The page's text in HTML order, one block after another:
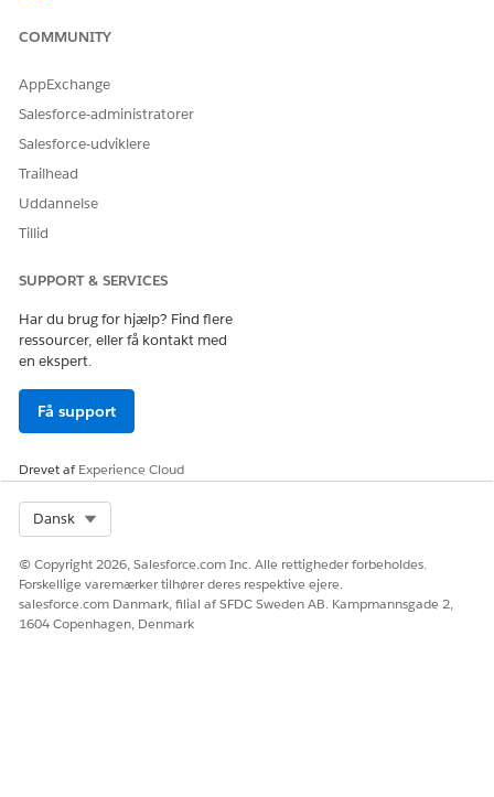
COMMUNITY
AppExchange
Salesforce-administratorer
Salesforce-udviklere
Trailhead
Uddannelse
Tillid
SUPPORT & SERVICES
Har du brug for hjælp? Find flere
ressourcer, eller få kontakt med
en ekspert.
Få support
Drevet afExperience Cloud
Dansk
© Copyright 2026, Salesforce.com Inc. Alle rettigheder forbeholdes.
Forskellige varemærker tilhører deres respektive ejere.
salesforce.com Danmark, filial af SFDC Sweden AB. Kampmannsgade 2,
1604 Copenhagen, Denmark